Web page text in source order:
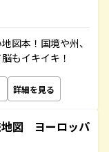
図本！国境や州、
もイキイキ！
詳細を見る
図 ヨーロッパ